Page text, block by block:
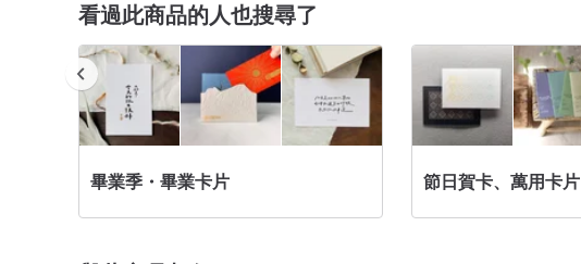
看過此商品的人也搜尋了
畢業季・畢業卡片 節日賀卡、萬用卡片